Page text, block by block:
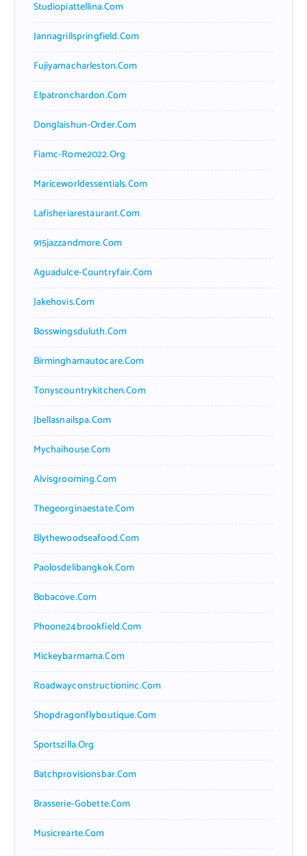
Studiopiattellina.com
Jannagrillspringfield.com
Fujiyamacharleston.com
Elpatronchardon.com
Donglaishun-Order.com
Fiamc-Rome2022.org
Mariceworldessentials.com
Lafisheriarestaurant.com
915jazzandmore.com
Aguadulce-Countryfair.com
Jakehovis.com
Bosswingsduluth.com
Birminghamautocare.com
Tonyscountrykitchen.com
Jbellasnailspa.com
Mychaihouse.com
Alvisgrooming.com
Thegeorginaestate.com
Blythewoodseafood.com
Paolosdelibangkok.com
Bobacove.com
Phoone24brookfield.com
Mickeybarmama.com
Roadwayconstructioninc.com
Shopdragonflyboutique.com
Sportszilla.org
Batchprovisionsbar.com
Brasserie-Gobette.com
Musicrearte.com